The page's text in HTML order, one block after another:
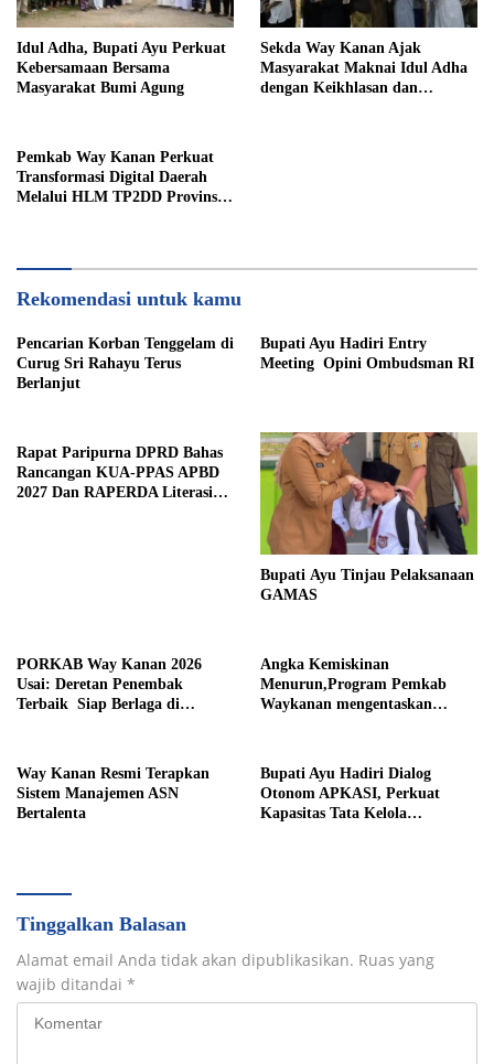
Idul Adha, Bupati Ayu Perkuat
Kebersamaan Bersama
Masyarakat Bumi Agung
Sekda Way Kanan Ajak
Masyarakat Maknai Idul Adha
dengan Keikhlasan dan
Pemkab Way Kanan Perkuat
Transformasi Digital Daerah
Melalui HLM TP2DD Provinsi
Rekomendasi untuk kamu
Pencarian Korban Tenggelam di
Curug Sri Rahayu Terus
Berlanjut
Bupati Ayu Hadiri Entry
Meeting Opini Ombudsman RI
Rapat Paripurna DPRD Bahas
Rancangan KUA-PPAS APBD
2027 Dan RAPERDA Literasi
Bupati Ayu Tinjau Pelaksanaan
GAMAS
PORKAB Way Kanan 2026
Usai: Deretan Penembak
Terbaik Siap Berlaga di
Angka Kemiskinan
Menurun,Program Pemkab
Waykanan mengentaskan
Way Kanan Resmi Terapkan
Sistem Manajemen ASN
Bertalenta
Bupati Ayu Hadiri Dialog
Otonom APKASI, Perkuat
Kapasitas Tata Kelola
Tinggalkan Balasan
Alamat email Anda tidak akan dipublikasikan. Ruas yang
wajib ditandai *